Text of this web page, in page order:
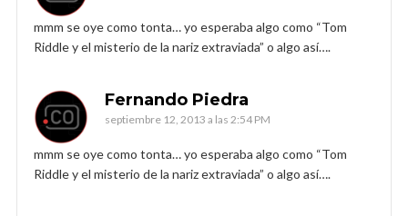
mmm se oye como tonta… yo esperaba algo como “Tom
Riddle y el misterio de la nariz extraviada” o algo así….
Fernando Piedra
septiembre 12, 2013 a las 2:54 PM
mmm se oye como tonta… yo esperaba algo como “Tom
Riddle y el misterio de la nariz extraviada” o algo así….